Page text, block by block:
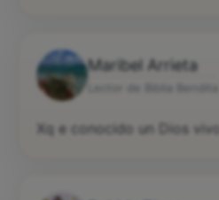
Maribel Arrieta
Xq e conocido un Dios vivo